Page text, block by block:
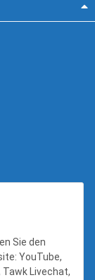
Sie den
YouTube,
Tawk Livechat,